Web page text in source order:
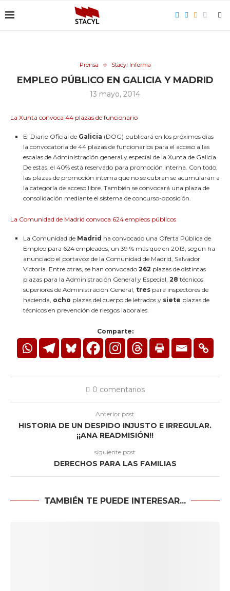
Prensa Stacyl Informa
EMPLEO PÚBLICO EN GALICIA Y MADRID
13 mayo, 2014
La Xunta convoca 44 plazas de funcionario
El Diario Oficial de Galicia (DOG) publicará en los próximos días
la convocatoria de 44 plazas de funcionarios para el acceso a las
escalas de Administración general y especial de la Xunta de Galicia.
De estas, el 40% está reservado para promoción interna. Con todo,
las plazas de promoción interna que no se cubran se acumularán a
la categoría de acceso libre. También se convocará una plaza de
consolidación mediante el sistema de concurso-oposición.
La Comunidad de Madrid convoca 624 empleos públicos
La Comunidad de Madrid ha convocado una Oferta Pública de
Empleo para 624 empleados, un 39 % más que en 2013, según ha
anunciado el portavoz de la Comunidad de Madrid, Salvador
Victoria. Entre otras, se han convocado 262 plazas de distintas
plazas para la Administración General y Especial, 28 técnicos
superiores de Administración General, tres para inspectores de
hacienda, ocho plazas del cuerpo de letrados y siete plazas de
técnicos en prevención de riesgos laborales.
Comparte:
0 comentarios
Anterior post
HISTORIA DE UN DESPIDO INJUSTO E IRREGULAR.
¡¡ANA READMISIÓN!!
siguiente post
DERECHOS PARA LAS FAMILIAS
TAMBIÉN TE PUEDE INTERESAR...